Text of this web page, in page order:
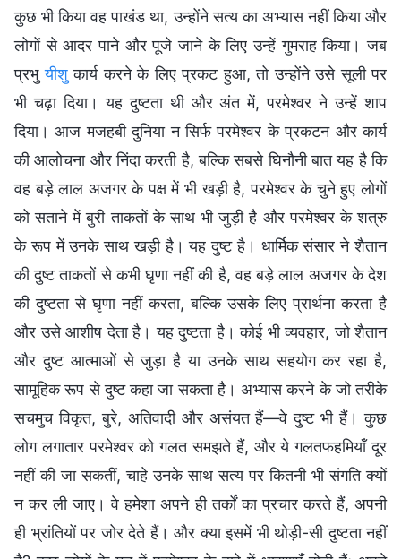
कुछ भी किया वह पाखंड था, उन्होंने सत्य का अभ्यास नहीं किया और
लोगों से आदर पाने और पूजे जाने के लिए उन्हें गुमराह किया। जब
प्रभुयीशुकार्य करने के लिए प्रकट हुआ, तो उन्होंने उसे सूली पर
भी चढ़ा दिया। यह दुष्टता थी और अंत में, परमेश्वर ने उन्हें शाप
दिया। आज मजहबी दुनिया न सिर्फ परमेश्वर के प्रकटन और कार्य
की आलोचना और निंदा करती है, बल्कि सबसे घिनौनी बात यह है कि
वह बड़े लाल अजगर के पक्ष में भी खड़ी है, परमेश्वर के चुने हुए लोगों
को सताने में बुरी ताकतों के साथ भी जुड़ी है और परमेश्वर के शत्रु
के रूप में उनके साथ खड़ी है। यह दुष्ट है। धार्मिक संसार ने शैतान
की दुष्ट ताकतों से कभी घृणा नहीं की है, वह बड़े लाल अजगर के देश
की दुष्टता से घृणा नहीं करता, बल्कि उसके लिए प्रार्थना करता है
और उसे आशीष देता है। यह दुष्टता है। कोई भी व्यवहार, जो शैतान
और दुष्ट आत्माओं से जुड़ा है या उनके साथ सहयोग कर रहा है,
सामूहिक रूप से दुष्ट कहा जा सकता है। अभ्यास करने के जो तरीके
सचमुच विकृत, बुरे, अतिवादी और असंयत हैं—वे दुष्ट भी हैं। कुछ
लोग लगातार परमेश्वर को गलत समझते हैं, और ये गलतफहमियाँ दूर
नहीं की जा सकतीं, चाहे उनके साथ सत्य पर कितनी भी संगति क्यों
न कर ली जाए। वे हमेशा अपने ही तर्कों का प्रचार करते हैं, अपनी
ही भ्रांतियों पर जोर देते हैं। और क्या इसमें भी थोड़ी-सी दुष्टता नहीं